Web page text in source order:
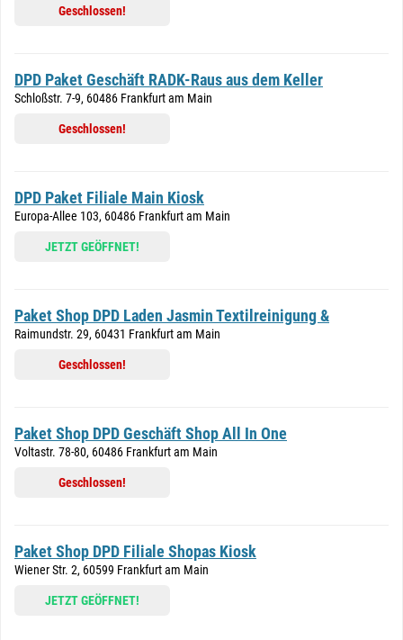
Geschlossen!
DPD Paket Geschäft RADK-Raus aus dem Keller
Schloßstr. 7-9, 60486 Frankfurt am Main
Geschlossen!
DPD Paket Filiale Main Kiosk
Europa-Allee 103, 60486 Frankfurt am Main
JETZT GEÖFFNET!
Paket Shop DPD Laden Jasmin Textilreinigung &
Raimundstr. 29, 60431 Frankfurt am Main
Geschlossen!
Paket Shop DPD Geschäft Shop All In One
Voltastr. 78-80, 60486 Frankfurt am Main
Geschlossen!
Paket Shop DPD Filiale Shopas Kiosk
Wiener Str. 2, 60599 Frankfurt am Main
JETZT GEÖFFNET!